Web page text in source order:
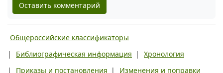
Оставить комментарий
Общероссийские классификаторы
|
Библиографическая информация |
Хронология
|
Приказы и постановления | Изменения и поправки